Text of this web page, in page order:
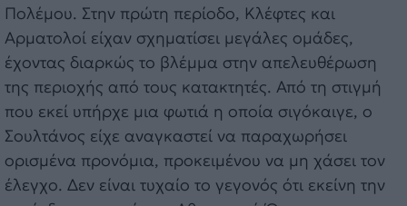
Πολέμου. Στην πρώτη περίοδο, Κλέφτες και
Αρματολοί είχαν σχηματίσει μεγάλες ομάδες,
έχοντας διαρκώς το βλέμμα στην απελευθέρωση
της περιοχής από τους κατακτητές. Από τη στιγμή
που εκεί υπήρχε μια φωτιά η οποία σιγόκαιγε, ο
Σουλτάνος είχε αναγκαστεί να παραχωρήσει
ορισμένα προνόμια, προκειμένου να μη χάσει τον
έλεγχο. Δεν είναι τυχαίο το γεγονός ότι εκείνη την